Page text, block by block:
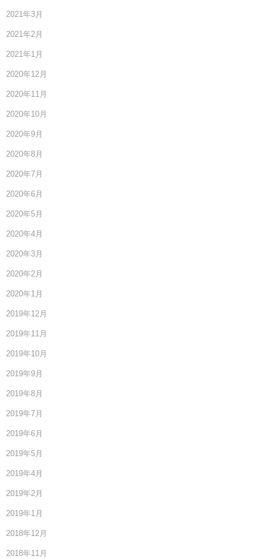
2021年3月
2021年2月
2021年1月
2020年12月
2020年11月
2020年10月
2020年9月
2020年8月
2020年7月
2020年6月
2020年5月
2020年4月
2020年3月
2020年2月
2020年1月
2019年12月
2019年11月
2019年10月
2019年9月
2019年8月
2019年7月
2019年6月
2019年5月
2019年4月
2019年2月
2019年1月
2018年12月
2018年11月